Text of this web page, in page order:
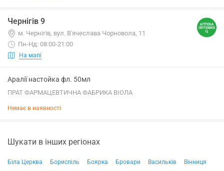
Чернігів 9
м. Чернігів, вул. В'ячеслава Чорновола, 11
Пн-Нд: 08:00-21:00
На мапі
Аралії настойка фл. 50мл
ПРАТ ФАРМАЦЕВТИЧНА ФАБРИКА ВІОЛА
Немає в наявності
Шукати в інших регіонах
Біла Церква Бориспіль Боярка Бровари Васильків
Вінниця